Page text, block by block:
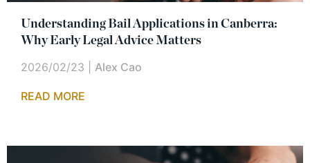
Understanding Bail Applications in Canberra:
Why Early Legal Advice Matters
2026/02/23 Alex Cao
READ MORE